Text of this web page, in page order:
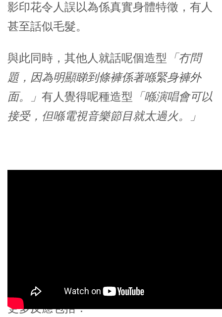
影印花令人誤以為係真實身體特徵，有人
甚至話似毛髮。
與此同時，其他人就話呢個造型 「冇問
題，因為明顯睇到條褲係著喺緊身褲外
面。」 有人覺得呢種造型 「喺演唱會可以
接受，但喺電視音樂節目就太過火。」
更多反應包括：